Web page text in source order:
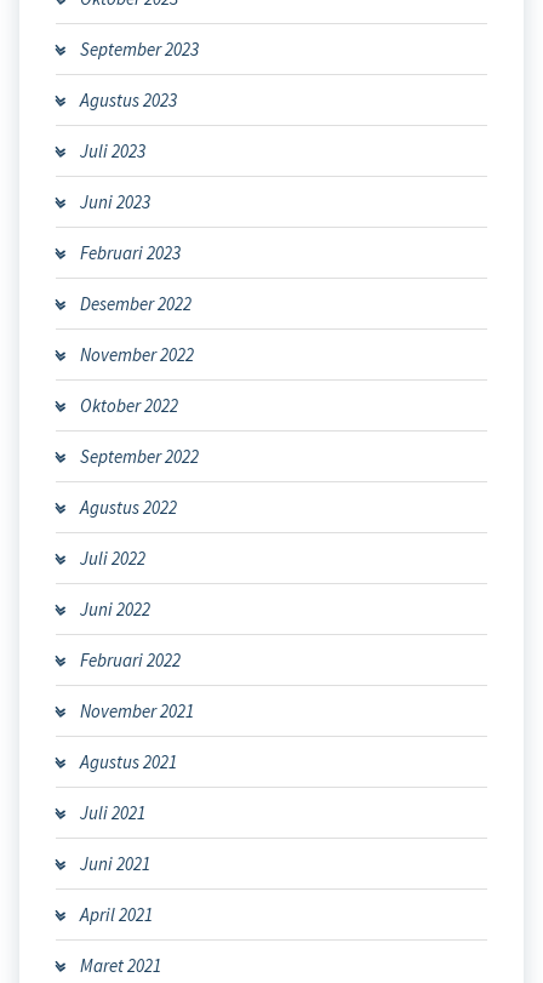
September 2023
Agustus 2023
Juli 2023
Juni 2023
Februari 2023
Desember 2022
November 2022
Oktober 2022
September 2022
Agustus 2022
Juli 2022
Juni 2022
Februari 2022
November 2021
Agustus 2021
Juli 2021
Juni 2021
April 2021
Maret 2021